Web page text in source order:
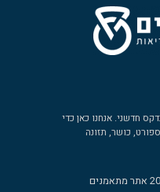
חדשני. אנחנו כאן כדי
כושר, תזונה